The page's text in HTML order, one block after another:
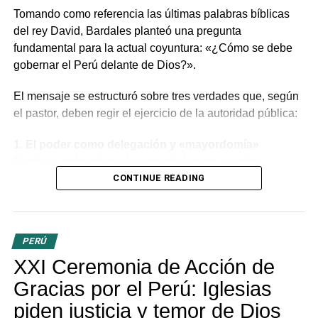
RELATED TOPICS:
PADRONES DE ELECCIONES EN CENTROS POBLADOS
UP NEXT
El Ejecutivo asignó más de 331 millones de soles
DON'T MISS
El 72% de trabajadores peruanos agota su sueldo
Tomando como referencia las últimas palabras bíblicas
del rey David, Bardales planteó una pregunta
fundamental para la actual coyuntura: «¿Cómo se debe
gobernar el Perú delante de Dios?».
El mensaje se estructuró sobre tres verdades que, según
el pastor, deben regir el ejercicio de la autoridad pública:
político, sino una delegación divina. Dirigiéndose a la
poder recibido es unaresponsabilidad o
ante Dios, tanto por lo público como por lo privado. «Los
evangélicos creemos que no existe poder humano sin el
control de Dios», sentenció.
2. La justicia como servicio y restauración
Para el
CONTINUE READING
PERÚ
XXI Ceremonia de Acción de
Gracias por el Perú: Iglesias
piden justicia y temor de Dios